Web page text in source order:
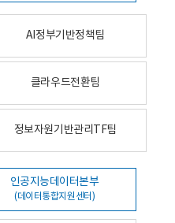
AI정부기반정책팀
클라우드전환팀
정보자원기반관리TF팀
인공지능데이터본부
(데이터통합지원센터)